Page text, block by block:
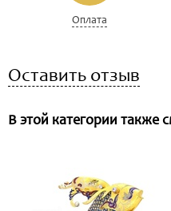
Оплата
Оставить отзыв
В этой категории также